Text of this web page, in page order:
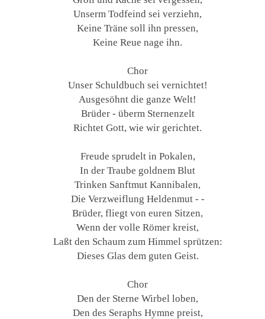
Unserm Todfeind sei verziehn,
Keine Träne soll ihn pressen,
Keine Reue nage ihn.
Chor
Unser Schuldbuch sei vernichtet!
Ausgesöhnt die ganze Welt!
Brüder - überm Sternenzelt
Richtet Gott, wie wir gerichtet.
Freude sprudelt in Pokalen,
In der Traube goldnem Blut
Trinken Sanftmut Kannibalen,
Die Verzweiflung Heldenmut - -
Brüder, fliegt von euren Sitzen,
Wenn der volle Römer kreist,
Laßt den Schaum zum Himmel sprützen:
Dieses Glas dem guten Geist.
Chor
Den der Sterne Wirbel loben,
Den des Seraphs Hymne preist,